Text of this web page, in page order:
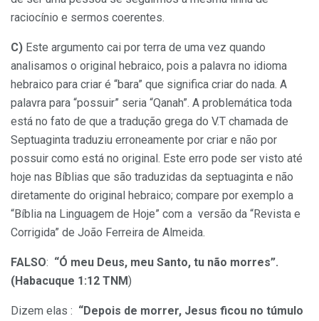
raciocínio e sermos coerentes.
C) Este argumento cai por terra de uma vez quando
analisamos o original hebraico, pois a palavra no idioma
hebraico para criar é “bara” que significa criar do nada. A
palavra para “possuir” seria “Qanah”. A problemática toda
está no fato de que a tradução grega do V.T chamada de
Septuaginta traduziu erroneamente por criar e não por
possuir como está no original. Este erro pode ser visto até
hoje nas Bíblias que são traduzidas da septuaginta e não
diretamente do original hebraico; compare por exemplo a
“Bíblia na Linguagem de Hoje” com a versão da “Revista e
Corrigida” de João Ferreira de Almeida.
FALSO: “Ó meu Deus, meu Santo, tu não morres”.
(Habacuque 1:12 TNM)
Dizem elas : “Depois de morrer, Jesus ficou no túmulo